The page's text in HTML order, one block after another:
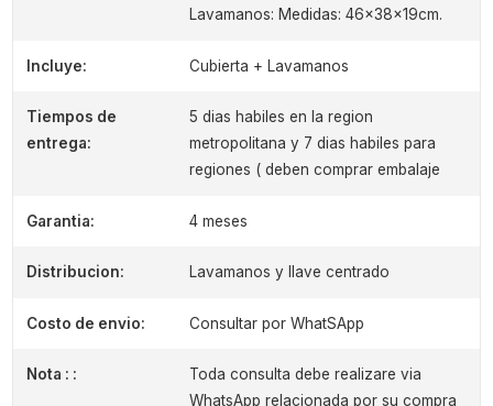
Lavamanos: Medidas: 46x38x19cm.
Incluye: Cubierta + Lavamanos
Tiempos de
entrega:
5 dias habiles en la region
metropolitana y 7 dias habiles para
regiones ( deben comprar embalaje
Garantia: 4 meses
Distribucion: Lavamanos y llave centrado
Costo de envio: Consultar por WhatSApp
Nota : :
Toda consulta debe realizare via
WhatsApp relacionada por su compra